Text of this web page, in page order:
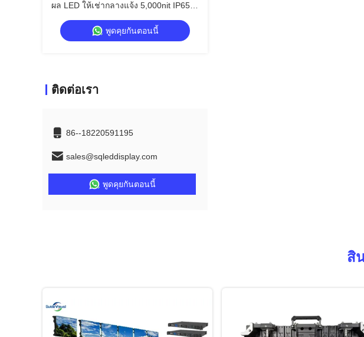
ผล LED ให้เช่ากลางแจ้ง 5,000nit IP65
สำหรับป้ายสนามกีฬา, 7680Hz Dual
Backup
พูดคุยกันตอนนี้
ติดต่อเรา
86--18220591195
sales@sqleddisplay.com
พูดคุยกันตอนนี้
สิ